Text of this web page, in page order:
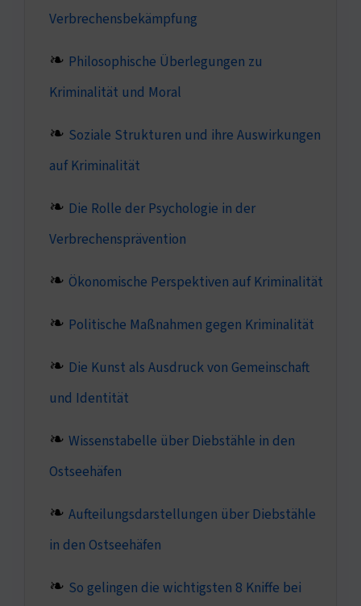
Verbrechensbekämpfung
Philosophische Überlegungen zu
Kriminalität und Moral
Soziale Strukturen und ihre Auswirkungen
auf Kriminalität
Die Rolle der Psychologie in der
Verbrechensprävention
Ökonomische Perspektiven auf Kriminalität
Politische Maßnahmen gegen Kriminalität
Die Kunst als Ausdruck von Gemeinschaft
und Identität
Wissenstabelle über Diebstähle in den
Ostseehäfen
Aufteilungsdarstellungen über Diebstähle
in den Ostseehäfen
So gelingen die wichtigsten 8 Kniffe bei